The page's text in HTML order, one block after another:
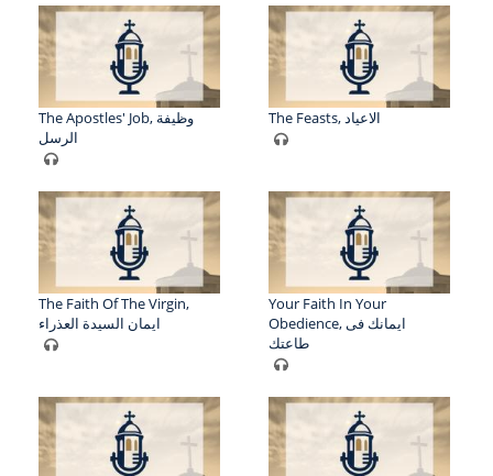
The Apostles' Job, وظيفة
الرسل
The Feasts, الاعياد
The Faith Of The Virgin,
ايمان السيدة العذراء
Your Faith In Your
Obedience, ايمانك فى
طاعتك